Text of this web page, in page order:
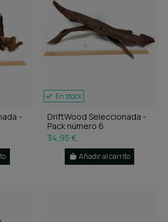
-
En stock
DriftWood Seleccionada -
Pack número 6
34,95 €
Añadir al carrito